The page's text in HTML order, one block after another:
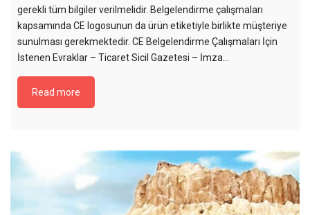
gerekli tüm bilgiler verilmelidir. Belgelendirme çalışmaları
kapsamında CE logosunun da ürün etiketiyle birlikte müşteriye
sunulması gerekmektedir. CE Belgelendirme Çalışmaları İçin
İstenen Evraklar – Ticaret Sicil Gazetesi – İmza…
Read more